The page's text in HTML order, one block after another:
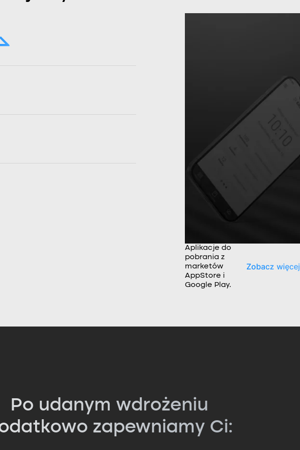
Aplikacje do
pobrania z
marketów
AppStore i
Google Play.
Zobacz więcej
Po udanym wdrożeniu
zapewniamy Ci: